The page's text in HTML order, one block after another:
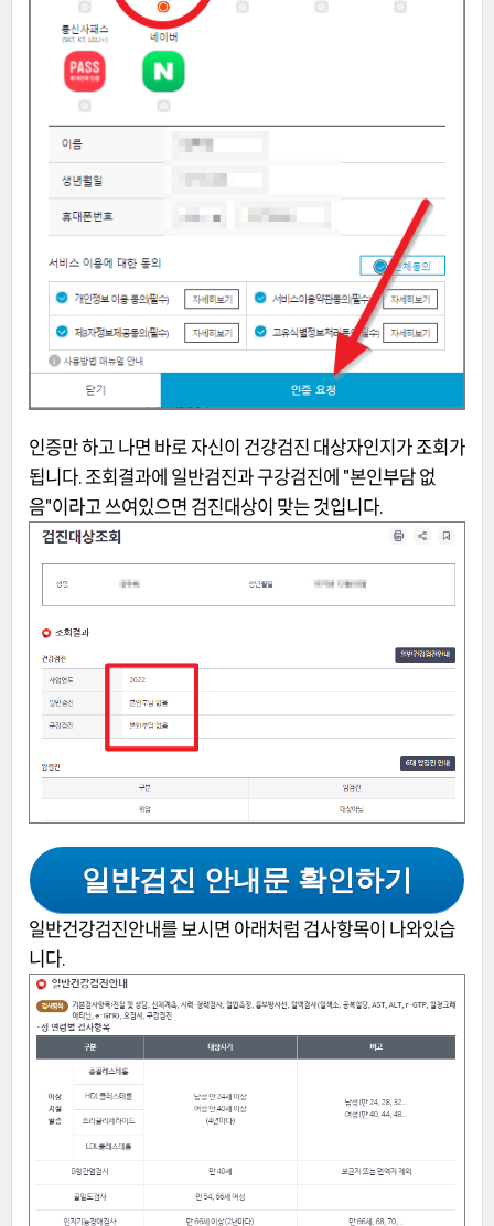
인증만 하고 나면 바로 자신이 건강검진 대상자인지가 조회가
됩니다. 조회결과에 일반검진과 구강검진에 "본인부담 없
음"이라고 쓰여있으면 검진대상이 맞는 것입니다.
일반검진 안내문 확인하기
일반건강검진안내를 보시면 아래처럼 검사항목이 나와있습
니다.